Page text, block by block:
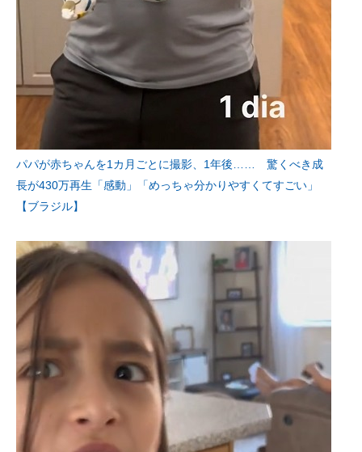
パパが赤ちゃんを1カ月ごとに撮影、1年後…… 驚くべき成
長が430万再生「感動」「めっちゃ分かりやすくてすごい」
【ブラジル】